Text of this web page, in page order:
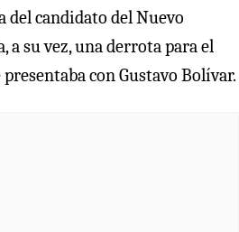
del candidato del Nuevo
a su vez, una derrota para el
con Gustavo Bolívar.